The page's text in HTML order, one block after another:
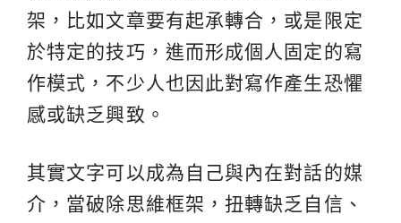
架，比如文章要有起承轉合，或是限定
於特定的技巧，進而形成個人固定的寫
作模式，不少人也因此對寫作產生恐懼
感或缺乏興致。
其實文字可以成為自己與內在對話的媒
介，當破除思維框架，扭轉缺乏自信、